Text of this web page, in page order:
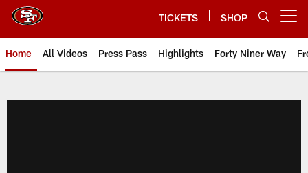
TICKETS SHOP
Home All Videos Press Pass Highlights Forty Niner Way